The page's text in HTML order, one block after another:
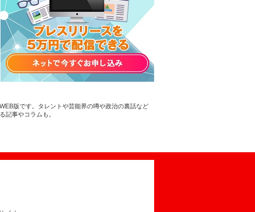
版です。タレントや芸能界の噂や政治の裏話など
事やコラムも。